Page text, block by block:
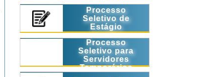
Processo
Seletivo de
Estágio
Processo
Seletivo para
Servidores
Temporários